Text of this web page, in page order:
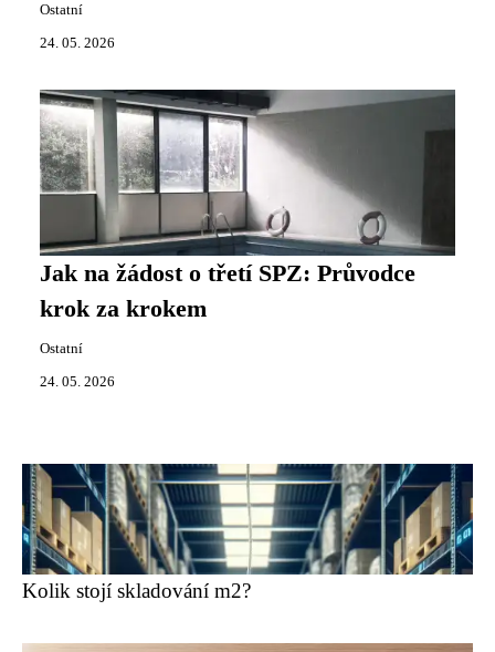
Ostatní
24. 05. 2026
Jak na žádost o třetí SPZ: Průvodce
krok za krokem
Ostatní
24. 05. 2026
Kolik stojí skladování m2?